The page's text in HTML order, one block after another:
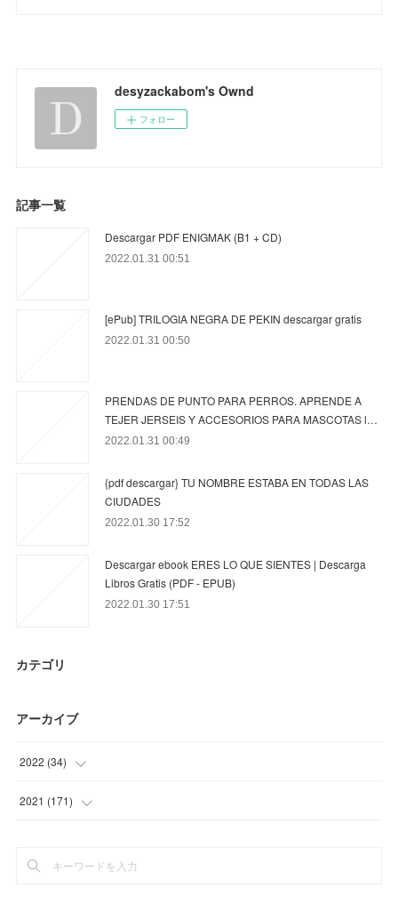
desyzackabom's Ownd
フォロー
記事一覧
Descargar PDF ENIGMAK (B1 + CD)
2022.01.31 00:51
[ePub] TRILOGIA NEGRA DE PEKIN descargar gratis
2022.01.31 00:50
PRENDAS DE PUNTO PARA PERROS. APRENDE A
TEJER JERSEIS Y ACCESORIOS PARA MASCOTAS l…
2022.01.31 00:49
{pdf descargar} TU NOMBRE ESTABA EN TODAS LAS
CIUDADES
2022.01.30 17:52
Descargar ebook ERES LO QUE SIENTES | Descarga
Libros Gratis (PDF - EPUB)
2022.01.30 17:51
カテゴリ
アーカイブ
2022 (34)
(34
2021 (171)
(